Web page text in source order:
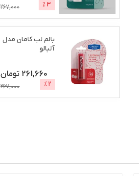
3
%
267,000
بالم لب کامان مدل
آلبالو
261,660 تومان
2
%
267,000